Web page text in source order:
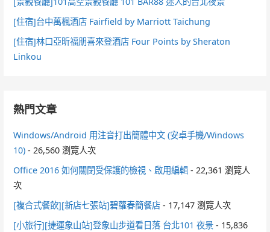
[住宿]台中萬楓酒店 Fairfield by Marriott Taichung
[住宿]林口亞昕福朋喜來登酒店 Four Points by Sheraton
Linkou
熱門文章
Windows/Android 用注音打出簡體中文 (安卓手機/Windows
10) - 26,560 瀏覽人次
Office 2016 如何關閉受保護的檢視、啟用編輯 - 22,361 瀏覽人
次
[複合式餐飲][新店七張站]碧蘿春簡餐店 - 17,147 瀏覽人次
[小旅行][捷運象山站]登象山步道看日落 台北101 夜景 - 15,836